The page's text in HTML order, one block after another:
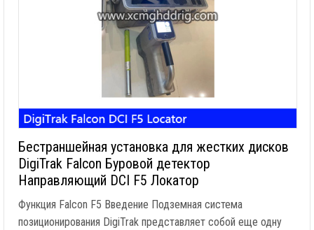
Бестраншейная установка для жестких дисков
DigiTrak Falcon Буровой детектор
Направляющий DCI F5 Локатор
Функция Falcon F5 Введение Подземная система
позиционирования DigiTrak представляет собой еще одну